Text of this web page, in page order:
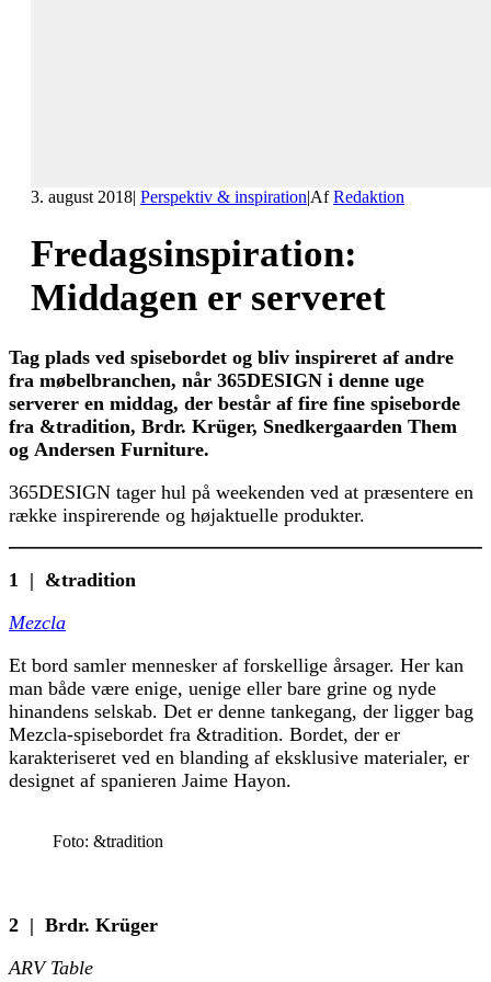
3. august 2018| Perspektiv & inspiration|AfRedaktion
Fredagsinspiration:
Middagen er serveret
Tag plads ved spisebordet og bliv inspireret af andre
fra møbelbranchen, når 365DESIGN i denne uge
serverer en middag, der består af fire fine spiseborde
fra &tradition, Brdr. Krüger, Snedkergaarden Them
og Andersen Furniture.
365DESIGN tager hul på weekenden ved at præsentere en
række inspirerende og højaktuelle produkter.
1 | &tradition
Mezcla
Et bord samler mennesker af forskellige årsager. Her kan
man både være enige, uenige eller bare grine og nyde
hinandens selskab. Det er denne tankegang, der ligger bag
Mezcla-spisebordet fra &tradition. Bordet, der er
karakteriseret ved en blanding af eksklusive materialer, er
designet af spanieren Jaime Hayon.
Foto: &tradition
2 | Brdr. Krüger
ARV Table